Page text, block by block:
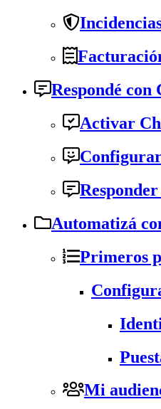
Respondé con
Activar
Automatizá
Primeros
Mi